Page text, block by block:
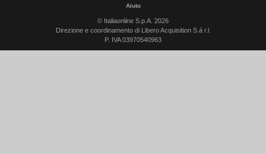
Aiuto
© Italiaonline S.p.A. 2026
Direzione e coordinamento di Libero Acquisition S.á r.l.
P. IVA 03970540963